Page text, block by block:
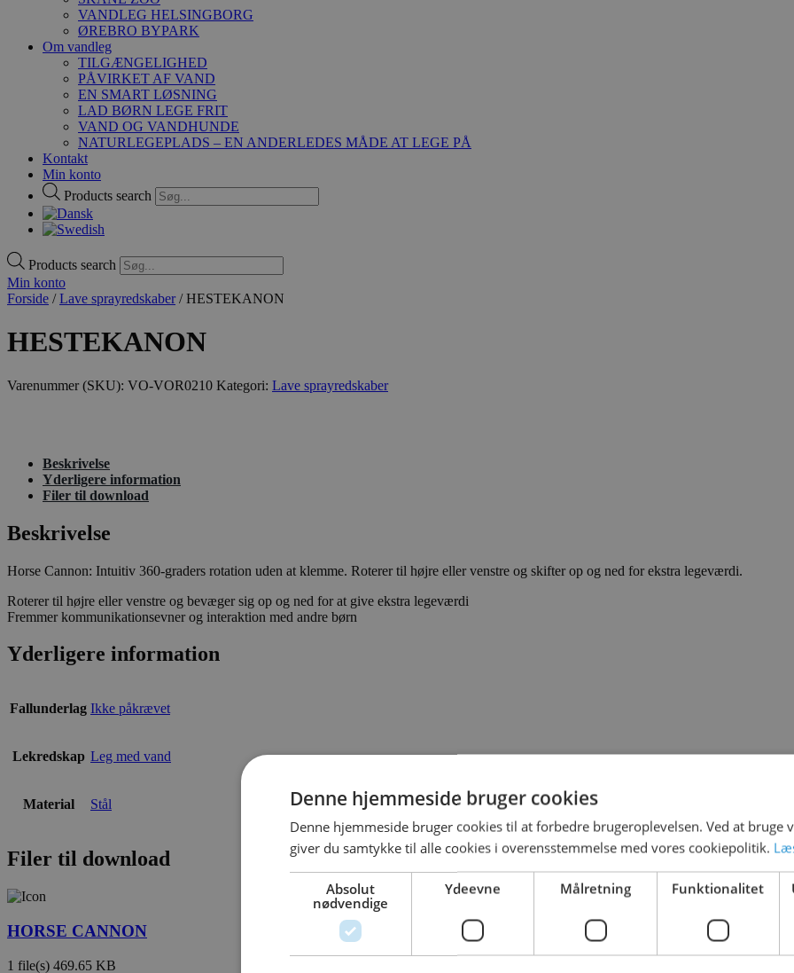
VANDLEG HELSINGBORG
ØREBRO BYPARK
Om vandleg
TILGÆNGELIGHED
PÅVIRKET AF VAND
EN SMART LØSNING
LAD BØRN LEGE FRIT
VAND OG VANDHUNDE
NATURLEGEPLADS – EN ANDERLEDES MÅDE AT LEGE PÅ
Kontakt
Min konto
Products search
Products search
Min konto
Forside /Lave sprayredskaber/ HESTEKANON
HESTEKANON
Varenummer (SKU): VO-VOR0210 Kategori: Lave sprayredskaber
Beskrivelse
Yderligere information
Filer til download
Beskrivelse
Horse Cannon: Intuitiv 360-graders rotation uden at klemme. Roterer til højre eller venstre og skifter op og ned for ekstra legeværdi.
Roterer til højre eller venstre og bevæger sig op og ned for at give ekstra legeværdi
Fremmer kommunikationsevner og interaktion med andre børn
Yderligere information
Fallunderlag Ikke påkrævet
Lekredskap Leg med vand
Material Stål
Filer til download
HORSE CANNON
1 file(s) 469.65 KB
Denne hjemmeside bruger cookies
Denne hjemmeside bruger cookies til at forbedre brugeroplevelsen. Ved at bruge
giver du samtykke til alle cookies i overensstemmelse med vores cookiepolitik.
Absolut
nødvendige
Ydeevne Målretning Funktionalitet